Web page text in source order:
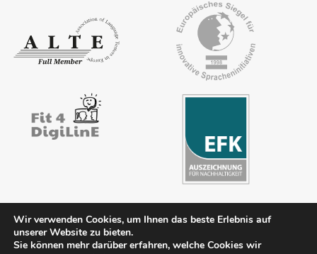
Impressum Kontakt AGB Datenschutz FAQ
Downloads
Wir verwenden Cookies, um Ihnen das beste Erlebnis auf
unserer Website zu bieten.
Sie können mehr darüber erfahren, welche Cookies wir